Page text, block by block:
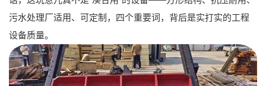
污水处理厂适用、可定制 ，四个重要词，背后是实打实的工程
设备质量。